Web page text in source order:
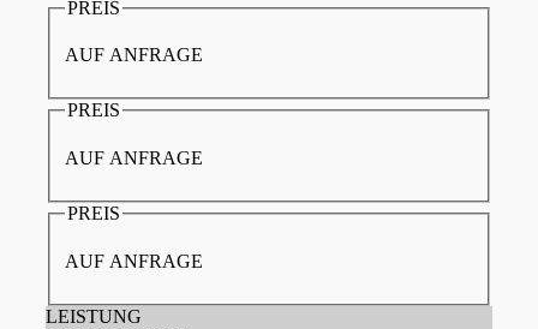
PREIS
AUF ANFRAGE
PREIS
AUF ANFRAGE
PREIS
AUF ANFRAGE
LEISTUNG